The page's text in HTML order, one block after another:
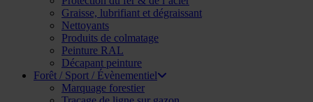
Graisse, lubrifiant et dégraissant
Nettoyants
Produits de colmatage
Peinture RAL
Décapant peinture
Forêt / Sport / Évènementiel
Marquage forestier